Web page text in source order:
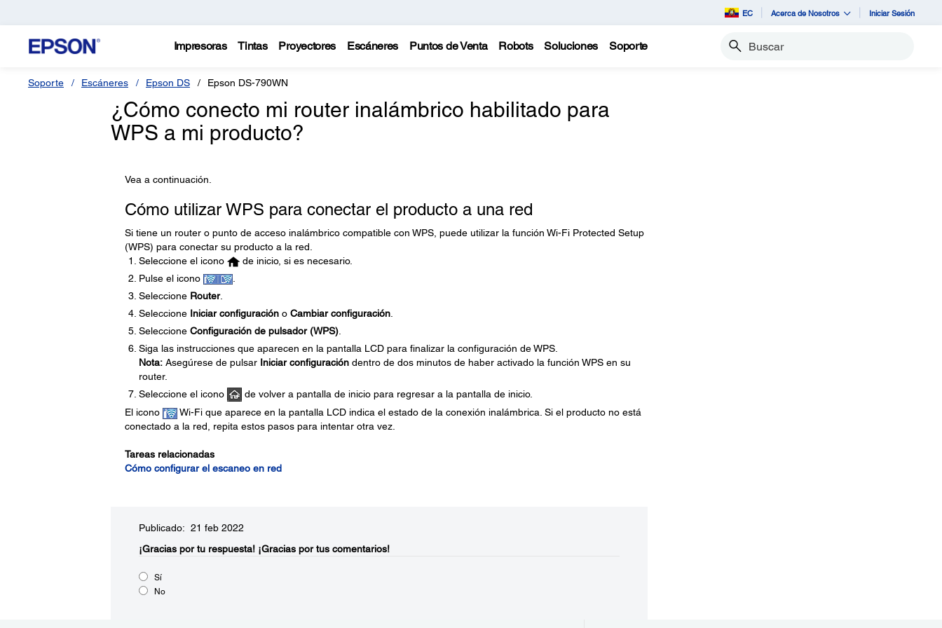
EC Acerca de Nosotros Iniciar Sesión
Impresoras Tintas Proyectores Escáneres Puntos de Venta Robots Soluciones Soporte Buscar
Soporte Escáneres Epson DS Epson DS-790WN
¿Cómo conecto mi router inalámbrico habilitado para
WPS a mi producto?
Vea a continuación.
Cómo utilizar WPS para conectar el producto a una red
Si tiene un router o punto de acceso inalámbrico compatible con WPS, puede utilizar la función Wi-Fi Protected Setup
(WPS) para conectar su producto a la red.
Seleccione el icono
de inicio, si es necesario.
Pulse el icono
.
Seleccione Router.
Seleccione Iniciar configuracióno Cambiar configuración.
Seleccione Configuración de pulsador (WPS).
Siga las instrucciones que aparecen en la pantalla LCD para finalizar la configuración de WPS.
Nota:Asegúrese de pulsar Iniciar configuracióndentro de dos minutos de haber activado la función WPS en su
router.
Seleccione el icono
de volver a pantalla de inicio para regresar a la pantalla de inicio.
El icono
Wi-Fi que aparece en la pantalla LCD indica el estado de la conexión inalámbrica. Si el producto no está
conectado a la red, repita estos pasos para intentar otra vez.
Tareas relacionadas
Cómo configurar el escaneo en red
Publicado: 21 feb 2022
¡Gracias por tu respuesta! ¡Gracias por tus comentarios!
Sí
No